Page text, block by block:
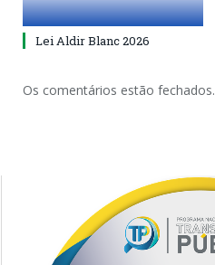
Lei Aldir Blanc 2026
Os comentários estão fechados.